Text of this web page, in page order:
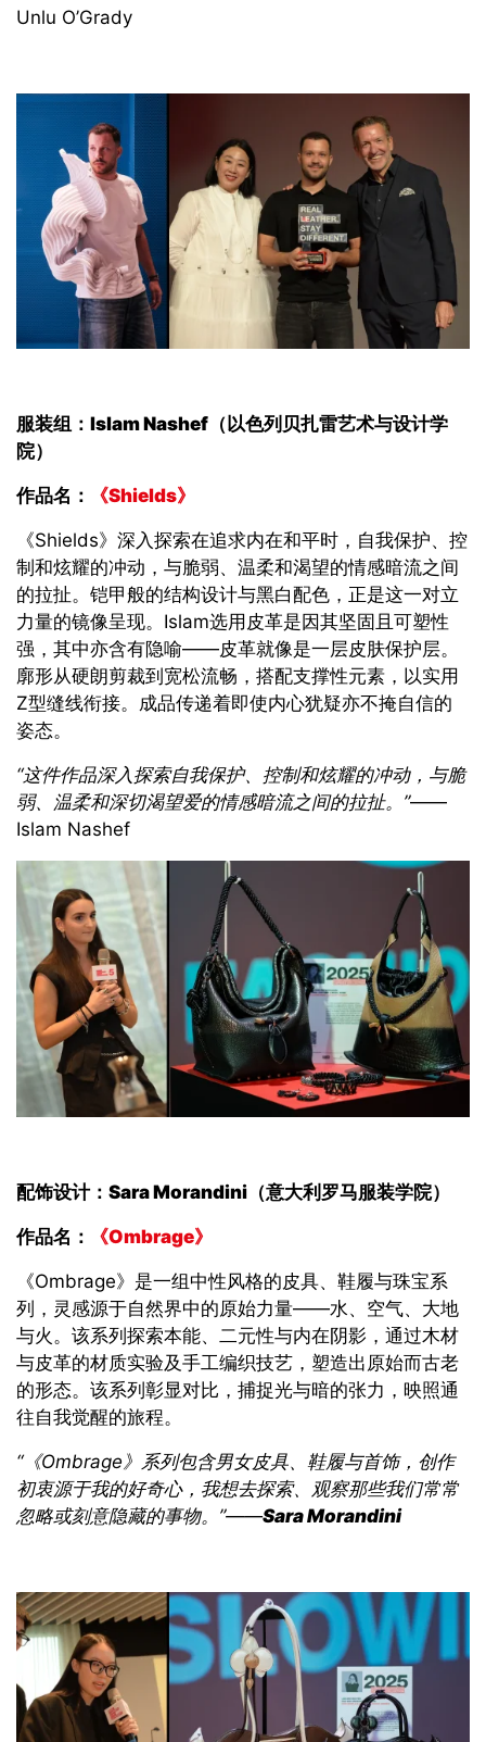
Unlu O’Grady
服装组 ：Islam Nashef （以色列贝扎雷艺术与设计学
院）
作品名： 《Shields》
《Shields》 深入探索在追求内在和平时，自我保护、控
制和炫耀的冲动，与脆弱、温柔和渴望的情感暗流之间
的拉扯。铠甲般的结构设计与黑白配色，正是这一对立
力量的镜像呈现。 Islam选用皮革是因其坚固且可塑性
强，其中亦含有隐喻——皮革就像是一层皮肤保护层。
廓形从硬朗剪裁到宽松流畅，搭配支撑性元素，以实用
Z型缝线衔接。成品传递着即使内心犹疑亦不掩自信的
姿态。
“这件作品深入探索自我保护、控制和炫耀的冲动，与脆
弱、温柔和深切渴望爱的情感暗流之间的拉扯。 ”——
Islam Nashef
配饰设计：Sara Morandini（意大利 罗马服装学院）
作品名 ： 《Ombrage》
《Ombrage》 是一组中性风格的皮具、鞋履与珠宝系
列，灵感源于自然界中的原始力量——水、空气、大地
与火。该系列探索本能、二元性与内在阴影，通过木材
与皮革的材质实验及手工编织技艺，塑造出原始而古老
的形态。该系列彰显对比，捕捉光与暗的张力，映照通
往自我觉醒的旅程。
“《Ombrage》系列包含男女皮具、鞋履与首饰，创作
初衷源于我的好奇心， 我想去探索、观察那些我们常常
忽略或刻意隐藏的事物。 ”——Sara Morandini